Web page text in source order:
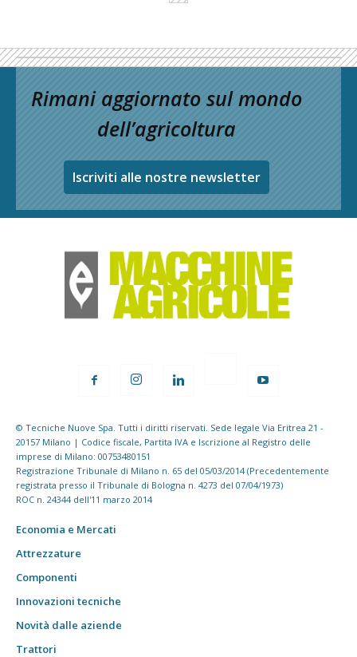
Rimani aggiornato sul mondo
dell’agricoltura
Iscriviti alle nostre newsletter
© Tecniche Nuove Spa. Tutti i diritti riservati. Sede legale Via Eritrea 21 -
20157 Milano | Codice fiscale, Partita IVA e Iscrizione al Registro delle
imprese di Milano: 00753480151
Registrazione Tribunale di Milano n. 65 del 05/03/2014 (Precedentemente
registrata presso il Tribunale di Bologna n. 4273 del 07/04/1973)
ROC n. 24344 dell'11 marzo 2014
Economia e Mercati
Attrezzature
Componenti
Innovazioni tecniche
Novità dalle aziende
Trattori